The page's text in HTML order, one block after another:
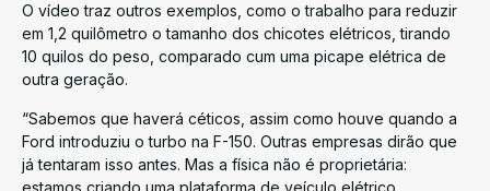
O vídeo traz outros exemplos, como o trabalho para reduzir
em 1,2 quilômetro o tamanho dos chicotes elétricos, tirando
10 quilos do peso, comparado cum uma picape elétrica de
outra geração.
“Sabemos que haverá céticos, assim como houve quando a
Ford introduziu o turbo na F-150. Outras empresas dirão que
já tentaram isso antes. Mas a física não é proprietária:
estamos criando uma plataforma de veículo elétrico